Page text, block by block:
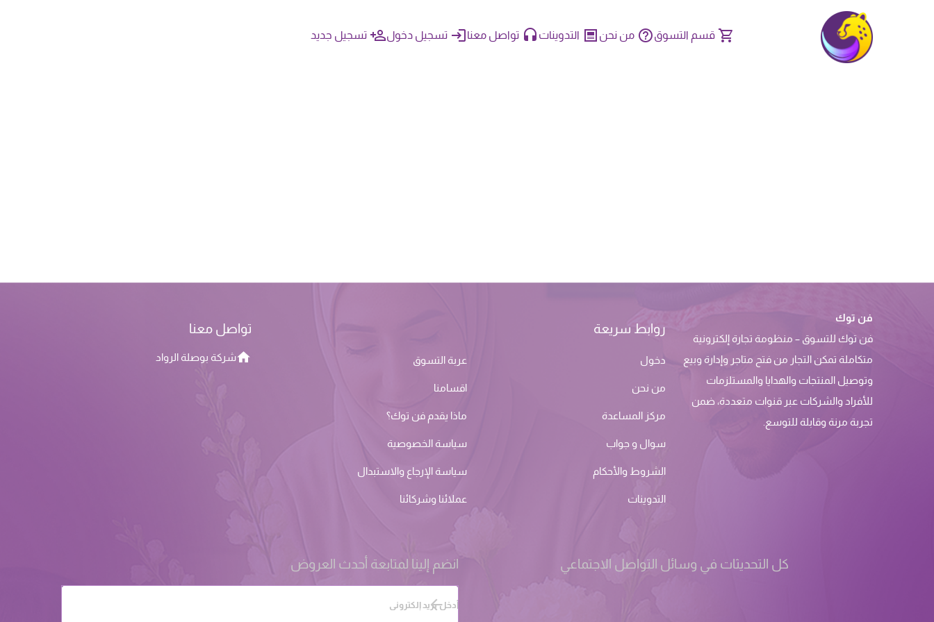
قسم التسوق من نحن التدوينات تواصل معنا تسجيل دخول تسجيل جديد
فن توك
فن توك للتسوق – منظومة تجارة إلكترونية
متكاملة تمكن التجار من فتح متاجر وإدارة وبيع
وتوصيل المنتجات والهدايا والمستلزمات
للأفراد والشركات عبر قنوات متعددة، ضمن
تجربة مرنة وقابلة للتوسع.
روابط سريعة
دخول عربة التسوق
من نحن اقسامنا
مركز المساعدة ماذا يقدم فن توك؟
سوال و جواب سياسة الخصوصية
الشروط والأحكام سياسة الإرجاع والاستبدال
التدوينات عملائنا وشركائنا
تواصل معنا
شركة بوصلة الرواد
كل التحديثات في وسائل التواصل الاجتماعي انضم إلينا لمتابعة أحدث العروض